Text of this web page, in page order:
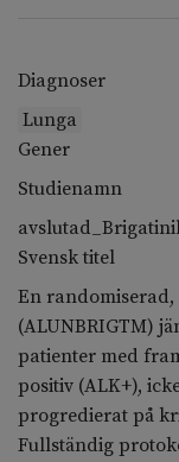
Diagnoser
Lunga
Gener
Studienamn
Svensk titel
En
(ALUNBRIGTM)
patienter med
positiv (ALK+),
progredierat på
Fullständig